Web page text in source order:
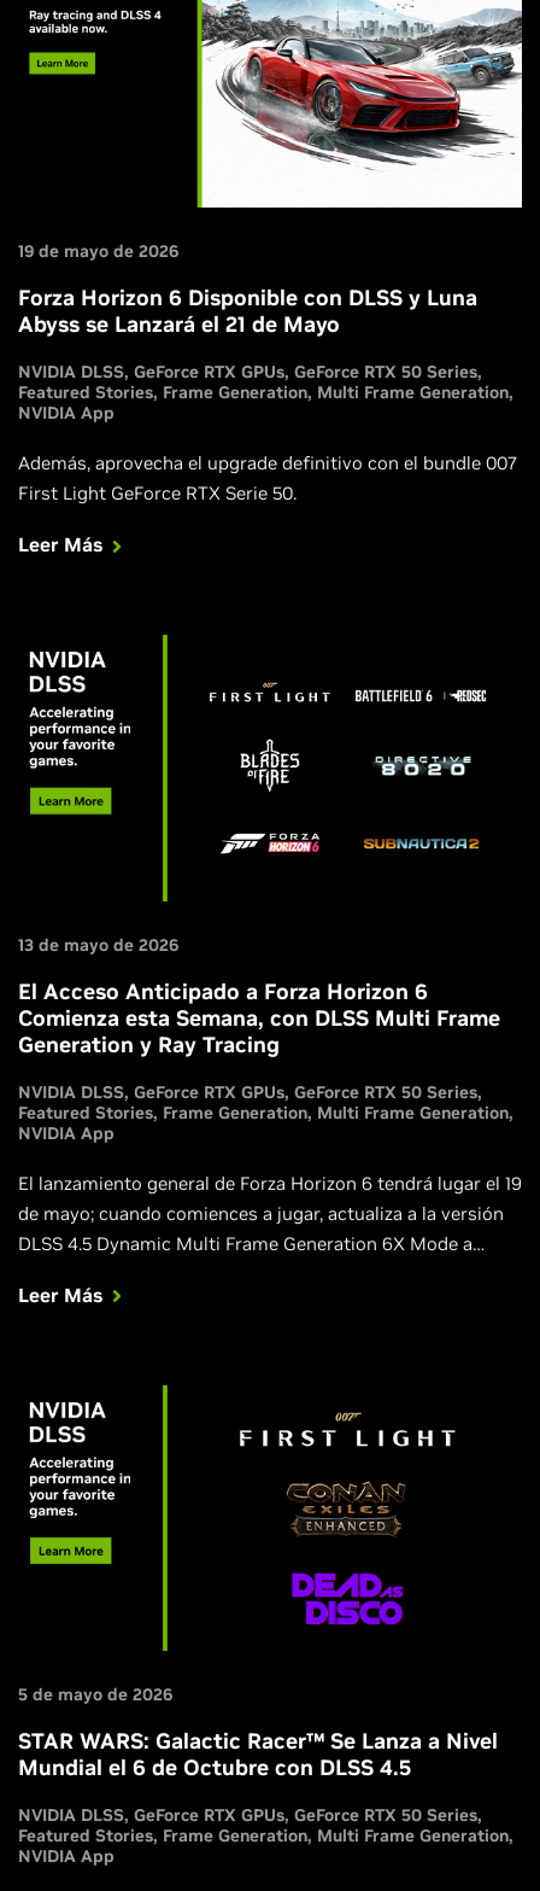
19 de mayo de 2026
Forza Horizon 6 Disponible con DLSS y Luna
Abyss se Lanzará el 21 de Mayo
NVIDIA DLSS GeForce RTX GPUs GeForce RTX 50 Series
Featured Stories Frame Generation Multi Frame Generation
NVIDIA App
Además, aprovecha el upgrade definitivo con el bundle 007
First Light GeForce RTX Serie 50.
Leer Más
13 de mayo de 2026
El Acceso Anticipado a Forza Horizon 6
Comienza esta Semana, con DLSS Multi Frame
Generation y Ray Tracing
NVIDIA DLSS GeForce RTX GPUs GeForce RTX 50 Series
Featured Stories Frame Generation Multi Frame Generation
NVIDIA App
El lanzamiento general de Forza Horizon 6 tendrá lugar el 19
de mayo; cuando comiences a jugar, actualiza a la versión
DLSS 4.5 Dynamic Multi Frame Generation 6X Mode a
2 se lanzan esta semana con DLSS, y Blades of Fire
Leer Más
5 de mayo de 2026
STAR WARS: Galactic Racer™ Se Lanza a Nivel
Mundial el 6 de Octubre con DLSS 4.5
NVIDIA DLSS GeForce RTX GPUs GeForce RTX 50 Series
Featured Stories Frame Generation Multi Frame Generation
NVIDIA App